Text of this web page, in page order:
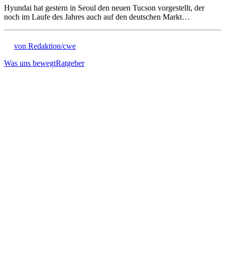
Hyundai hat gestern in Seoul den neuen Tucson vorgestellt, der
noch im Laufe des Jahres auch auf den deutschen Markt…
von Redaktion/cwe
Was uns bewegtRatgeber